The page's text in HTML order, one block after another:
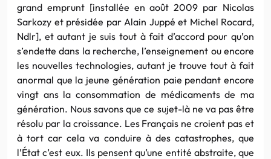
grand emprunt [installée en août 2009 par Nicolas
Sarkozy et présidée par Alain Juppé et Michel Rocard,
Ndlr], et autant je suis tout à fait d’accord pour qu’on
s’endette dans la recherche, l’enseignement ou encore
les nouvelles technologies, autant je trouve tout à fait
anormal que la jeune génération paie pendant encore
vingt ans la consommation de médicaments de ma
génération. Nous savons que ce sujet-là ne va pas être
résolu par la croissance. Les Français ne croient pas et
à tort car cela va conduire à des catastrophes, que
l’État c’est eux. Ils pensent qu’une entité abstraite, que